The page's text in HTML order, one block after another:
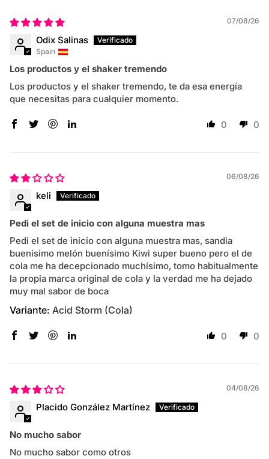
07/08/26
Odix Salinas
Spain
Los productos y el shaker tremendo
Los productos y el shaker tremendo, te da esa energía
que necesitas para cualquier momento.
0 0
06/08/26
keli
Pedi el set de inicio con alguna muestra mas
Pedi el set de inicio con alguna muestra mas, sandia
buenísimo melón buenísimo Kiwi super bueno pero el de
cola me ha decepcionado muchísimo, tomo habitualmente
la propia marca original de cola y la verdad me ha dejado
muy mal sabor de boca
Acid Storm (Cola)
0 0
04/08/26
Placido González Martínez
No mucho sabor
No mucho sabor como otros